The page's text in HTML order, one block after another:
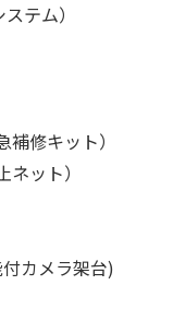
テム）
修キット）
ット）
カメラ架台)